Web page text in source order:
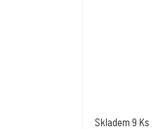
Skladem 9 Ks